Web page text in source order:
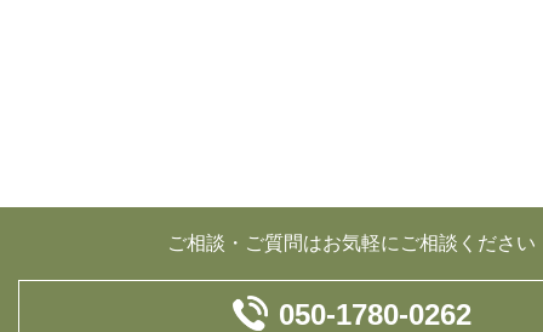
ご相談・ご質問はお気軽にご相談ください
050-1780-0262